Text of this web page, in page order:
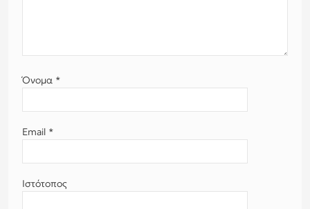
Όνομα *
Email *
Ιστότοπος